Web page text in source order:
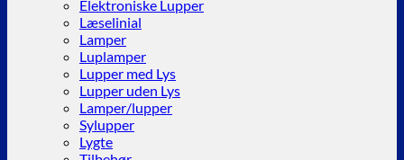
Elektroniske Lupper
Læselinial
Lamper
Luplamper
Lupper med Lys
Lupper uden Lys
Lamper/lupper
Sylupper
Lygte